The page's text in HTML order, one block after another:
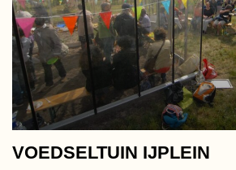
VOEDSELTUIN IJPLEIN